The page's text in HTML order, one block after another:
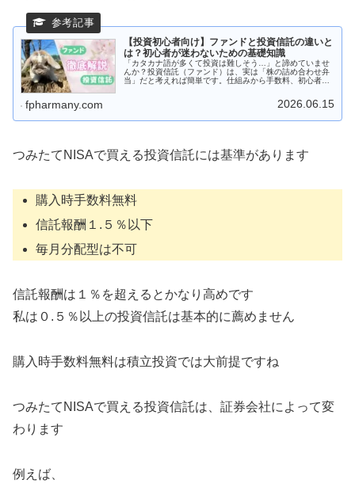
【投資初心者向け】ファンドと投資信託の違いと
は？初心者が迷わないための基礎知識
「カタカナ語が多くて投資は難しそう…」と諦めていませ
んか？投資信託（ファンド）は、実は「株の詰め合わせ弁
当」だと考えれば簡単です。仕組みから手数料、初心者が
ます。投資の「？」を「！」に変える入門記事です。
fpharmany.com 2026.06.15
つみたてNISAで買える投資信託には基準があります
購入時手数料無料
信託報酬１.５％以下
毎月分配型は不可
信託報酬は１％を超えるとかなり高めです
私は０.５％以上の投資信託は基本的に薦めません
購入時手数料無料は積立投資では大前提ですね
つみたてNISAで買える投資信託は、証券会社によって変
わります
例えば、